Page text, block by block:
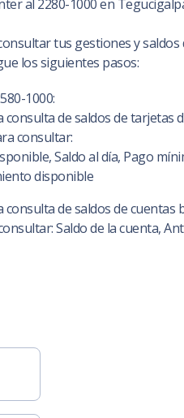
al 2280-1000 en
tus gestiones y saldos
los siguientes pasos:
1000:
consulta de saldos de tarjetas
consultar:
Saldo al día, Pago
disponible
de saldos de cuentas
Saldo de la cuenta,